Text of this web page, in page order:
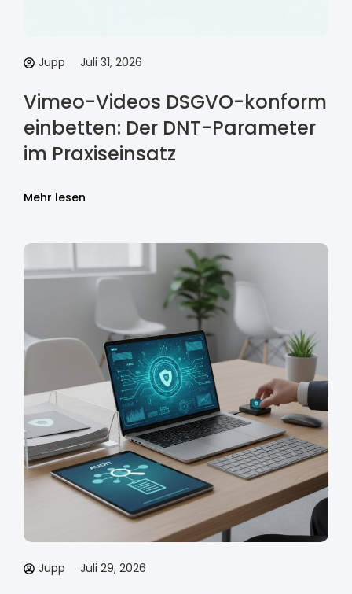
Jupp Juli 31, 2026
Vimeo-Videos DSGVO-konform
einbetten: Der DNT-Parameter
im Praxiseinsatz
Mehr lesen
Jupp Juli 29, 2026